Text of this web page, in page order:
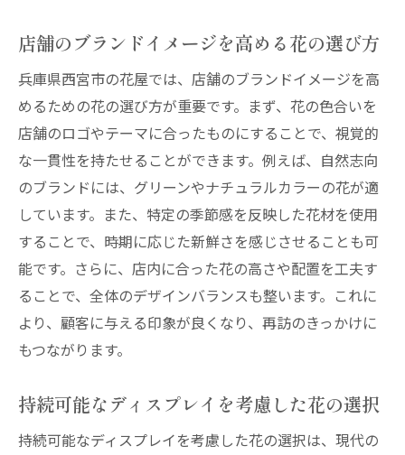
花屋の提案力で空間を一新する方法
最新トレンドを取り入れた花ディスプレイ
顧客ニーズに応えるカスタマイズ提案
花屋が提供するトータルデザインサービス
実用性と美しさを兼ね備えたディスプレイ
花屋ディスプレイで店舗やイベントの雰囲気を
劇的に変える方法
演出効果抜群のディスプレイアイデア
小さな変化で大きな違いを生む方法
花の持つムードチェンジ効果
空間に動きを与えるディスプレイ技法
コストパフォーマンスを考慮したディスプ
レイ
店舗のブランドイメージを高める花の選び方
兵庫県西宮市の花屋では、店舗のブランドイメージを高
めるための花の選び方が重要です。まず、花の色合いを
店舗のロゴやテーマに合ったものにすることで、視覚的
な一貫性を持たせることができます。例えば、自然志向
のブランドには、グリーンやナチュラルカラーの花が適
しています。また、特定の季節感を反映した花材を使用
することで、時期に応じた新鮮さを感じさせることも可
能です。さらに、店内に合った花の高さや配置を工夫す
ることで、全体のデザインバランスも整います。これに
より、顧客に与える印象が良くなり、再訪のきっかけに
もつながります。
持続可能なディスプレイを考慮した花の選択
持続可能なディスプレイを考慮した花の選択は、現代の